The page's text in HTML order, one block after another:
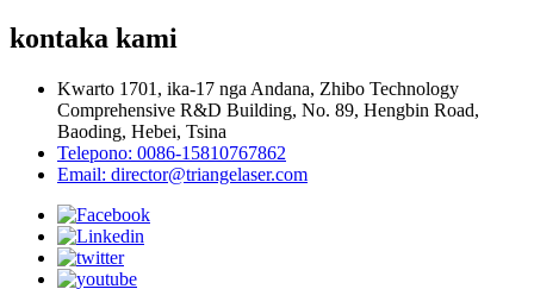
kontaka kami
Kwarto 1701, ika-17 nga Andana, Zhibo Technology
Comprehensive R&D Building, No. 89, Hengbin Road,
Baoding, Hebei, Tsina
Telepono: 0086-15810767862
Email: director@triangelaser.com